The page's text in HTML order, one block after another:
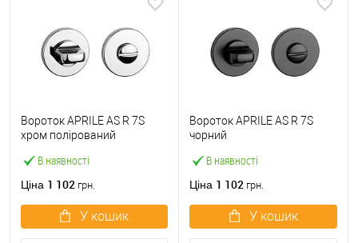
В наявності
Вороток APRILE AS R 7S
хром полірований
Ціна 1 102 грн.
У кошик
В наявності
Вороток APRILE AS R 7S
чорний
Ціна 1 102 грн.
У кошик